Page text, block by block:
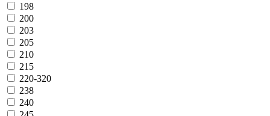
198
200
203
205
210
215
220-320
238
240